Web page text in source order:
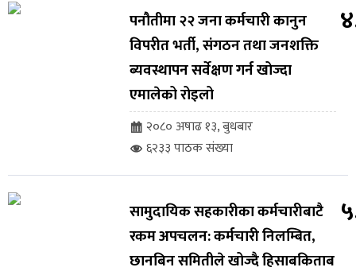
पनौतीमा २२ जना कर्मचारी कानुन
विपरीत भर्ती, संगठन तथा जनशक्ति
ब्यवस्थापन सर्वेक्षण गर्न खोज्दा
एमालेको रोइलो
२०८० अषाढ १३, बुधबार
६२३३ पाठक संख्या
सामुदायिक सहकारीका कर्मचारीबाटै
रकम अपचलन: कर्मचारी निलम्बित,
छानबिन समितीले खोज्दै हिसाबकिताब